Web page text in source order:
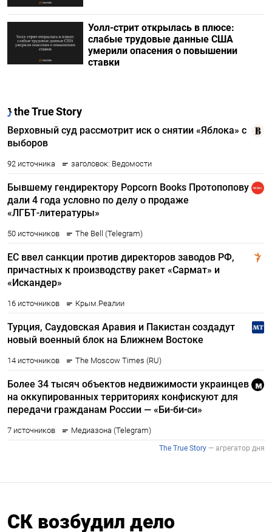
Уолл-стрит открылась в плюсе:
слабые трудовые данные США
умерили опасения о повышении
ставки
СК возбудил дело